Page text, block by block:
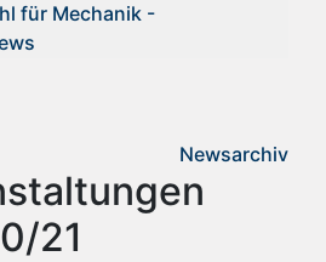
für Mechanik -
Newsarchiv
21